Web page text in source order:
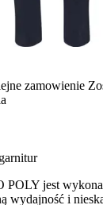
zamowienie
POLY jest
wydajność i